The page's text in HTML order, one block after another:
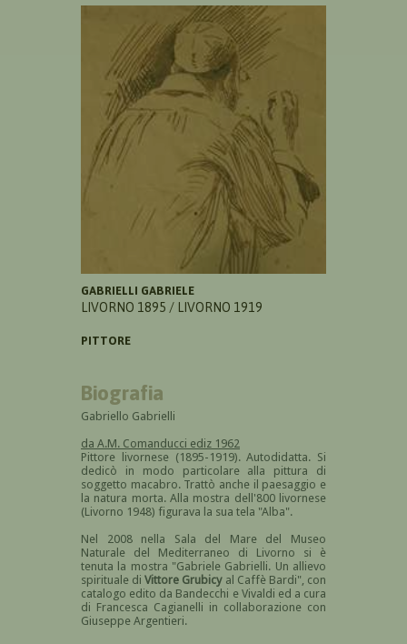
GABRIELLI GABRIELE
LIVORNO 1895 / LIVORNO 1919
PITTORE
Biografia
Gabriello Gabrielli
da A.M. Comanducci ediz 1962
Pittore livornese (1895-1919). Autodidatta. Si
dedicò in modo particolare alla pittura di
soggetto macabro. Trattò anche il paesaggio e
la natura morta. Alla mostra dell'800 livornese
(Livorno 1948) figurava la sua tela "Alba".
Nel 2008 nella Sala del Mare del Museo
Naturale del Mediterraneo di Livorno si è
tenuta la mostra "Gabriele Gabrielli. Un allievo
spirituale diVittore Grubicyal Caffè Bardi", con
catalogo edito da Bandecchi e Vivaldi ed a cura
di Francesca Cagianelli in collaborazione con
Giuseppe Argentieri.